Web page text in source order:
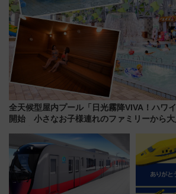
全天候型屋内プール「日光霧降VIVA！ハワ
開始 小さなお子様連れのファミリーから